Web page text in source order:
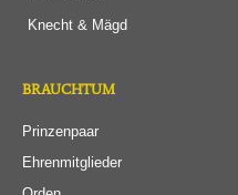
Knecht & Mägd
BRAUCHTUM
Prinzenpaar
Ehrenmitglieder